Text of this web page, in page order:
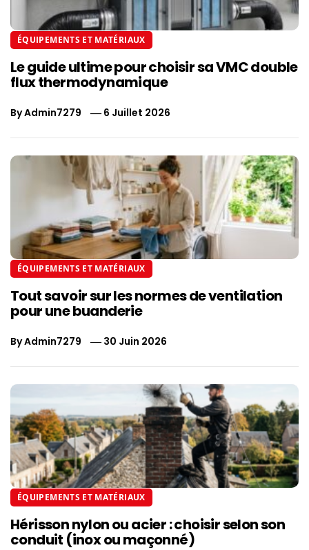
ÉQUIPEMENTS ET MATÉRIAUX
Le guide ultime pour choisir sa VMC double
flux thermodynamique
ByAdmin7279 6 Juillet 2026
ÉQUIPEMENTS ET MATÉRIAUX
Tout savoir sur les normes de ventilation
pour une buanderie
ByAdmin7279 30 Juin 2026
ÉQUIPEMENTS ET MATÉRIAUX
Hérisson nylon ou acier : choisir selon son
conduit (inox ou maçonné)